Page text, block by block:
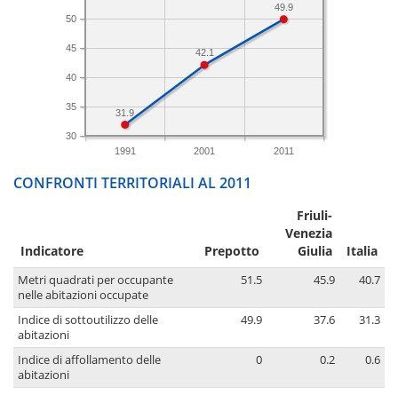
1991 2001 2011
30
35
40
45
50
49.9
42.1
31.9
CONFRONTI TERRITORIALI AL 2011
Indicatore Prepotto
Friuli-
Venezia
Giulia
Italia
Metri quadrati per occupante
nelle abitazioni occupate
51.5 45.9 40.7
Indice di sottoutilizzo delle
abitazioni
49.9 37.6 31.3
Indice di affollamento delle
abitazioni
0 0.2 0.6